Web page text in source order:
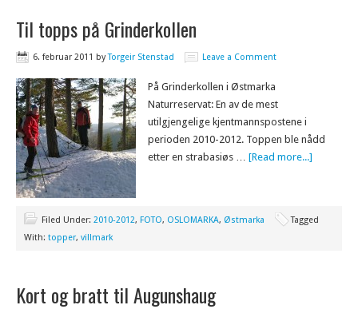
Til topps på Grinderkollen
6. februar 2011 byTorgeir Stenstad Leave a Comment
På Grinderkollen i Østmarka
Naturreservat: En av de mest
utilgjengelige kjentmannspostene i
perioden 2010-2012. Toppen ble nådd
etter en strabasiøs … [Read more...]
Filed Under: 2010-2012, FOTO, OSLOMARKA, Østmarka
Tagged
With: topper, villmark
Kort og bratt til Augunshaug